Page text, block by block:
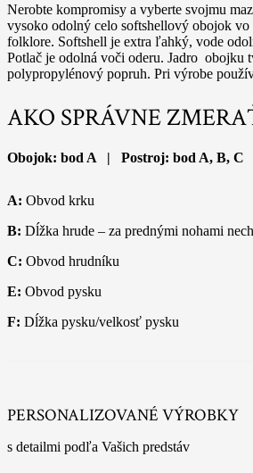
Nerobte kompromisy a vyberte svojmu
vysoko odolný celo softshellový obojok vo
folklore. Softshell je extra ľahký, vode
Potlač je odolná voči oderu. Jadro obojku
polypropylénový popruh. Pri výrobe
AKO SPRÁVNE
Obojok: bod A | Postroj: bod A, B,
A: Obvod krku
B: Dĺžka hrude – za prednými nohami
C: Obvod hrudníku
E: Obvod pysku
F: Dĺžka pysku/velkosť pysku
PERSONALIZOVANÉ VÝROBKY
s detailmi podľa Vašich predstáv